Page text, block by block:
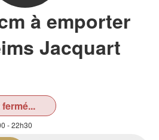
à emporter
Jacquart
- 22h30